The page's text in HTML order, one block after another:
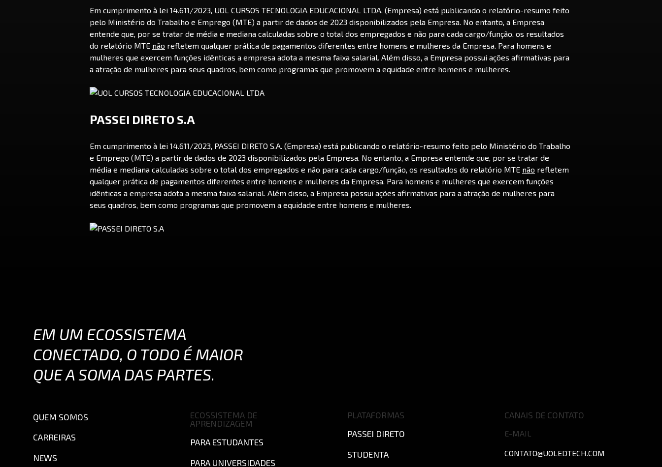
Em cumprimento à lei 14.611/2023, UOL CURSOS TECNOLOGIA EDUCACIONAL LTDA. (Empresa) está publicando o relatório-resumo feito
pelo Ministério do Trabalho e Emprego (MTE) a partir de dados de 2023 disponibilizados pela Empresa. No entanto, a Empresa
entende que, por se tratar de média e mediana calculadas sobre o total dos empregados e não para cada cargo/função, os resultados
do relatório MTE não refletem qualquer prática de pagamentos diferentes entre homens e mulheres da Empresa. Para homens e
mulheres que exercem funções idênticas a empresa adota a mesma faixa salarial. Além disso, a Empresa possui ações afirmativas para
a atração de mulheres para seus quadros, bem como programas que promovem a equidade entre homens e mulheres.
PASSEI DIRETO S.A
Em cumprimento à lei 14.611/2023, PASSEI DIRETO S.A. (Empresa) está publicando o relatório-resumo feito pelo Ministério do Trabalho
e Emprego (MTE) a partir de dados de 2023 disponibilizados pela Empresa. No entanto, a Empresa entende que, por se tratar de
média e mediana calculadas sobre o total dos empregados e não para cada cargo/função, os resultados do relatório MTE não refletem
qualquer prática de pagamentos diferentes entre homens e mulheres da Empresa. Para homens e mulheres que exercem funções
idênticas a empresa adota a mesma faixa salarial. Além disso, a Empresa possui ações afirmativas para a atração de mulheres para
seus quadros, bem como programas que promovem a equidade entre homens e mulheres.
EM UM ECOSSISTEMA
CONECTADO, O TODO É MAIOR
QUE A SOMA DAS PARTES.
QUEM SOMOS
CARREIRAS
NEWS
ECOSSISTEMA DE
APRENDIZAGEM
PARA ESTUDANTES
PARA UNIVERSIDADES
PLATAFORMAS
PASSEI DIRETO
STUDENTA
CANAIS DE CONTATO
E-MAIL
CONTATO@UOLEDTECH.COM